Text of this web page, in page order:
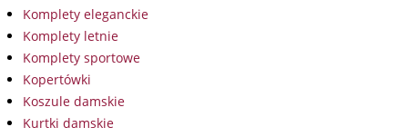
Komplety eleganckie
Komplety letnie
Komplety sportowe
Kopertówki
Koszule damskie
Kurtki damskie